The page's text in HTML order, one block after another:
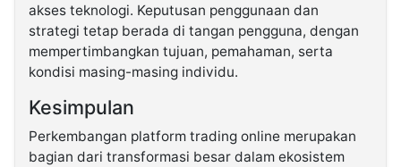
akses teknologi. Keputusan penggunaan dan
strategi tetap berada di tangan pengguna, dengan
mempertimbangkan tujuan, pemahaman, serta
kondisi masing-masing individu.
Kesimpulan
Perkembangan platform trading online merupakan
bagian dari transformasi besar dalam ekosistem